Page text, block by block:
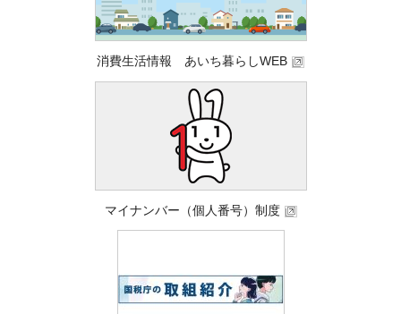
消費生活情報 あいち暮らしWEB
マイナンバー（個人番号）制度